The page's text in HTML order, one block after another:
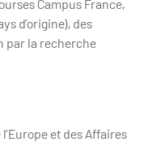
Campus France,
d’origine), des
par la recherche
et des Affaires